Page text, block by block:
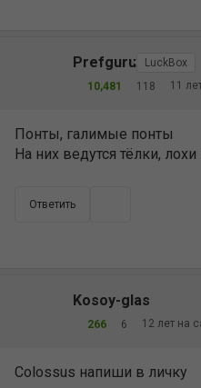
Prefguru
LuckBox
10,481
118 11
Понты, галимые понты
На них ведутся тёлки,
Ответить
Kosoy-glas
266 6 12 лет на
Colossus напиши в личку